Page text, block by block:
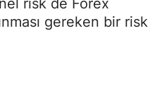
risk de Forex
gereken bir risk